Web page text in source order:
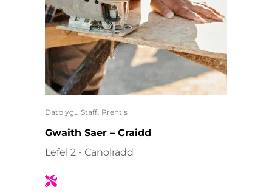
Datblygu Staff, Prentis
Gwaith Saer – Craidd
Lefel 2 - Canolradd